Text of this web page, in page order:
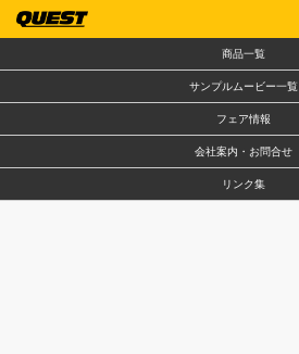
商品一覧
サンプルムービー一覧
フェア情報
会社案内・お問合せ
リンク集